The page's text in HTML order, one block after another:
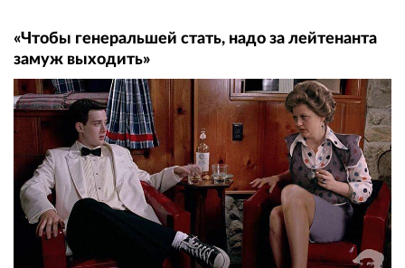
«Чтобы генеральшей стать, надо за лейтенанта
замуж выходить»